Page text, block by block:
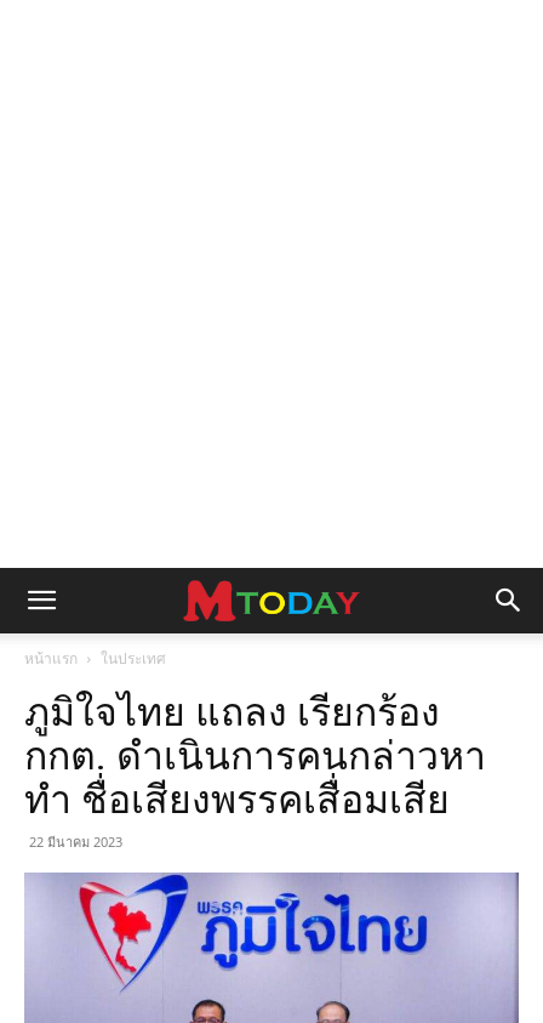
หน้าแรก ในประเทศ
ภูมิใจไทย แถลง เรียกร้อง
กกต. ดำเนินการคนกล่าวหา
ทำ ชื่อเสียงพรรคเสื่อมเสีย
22 มีนาคม 2023